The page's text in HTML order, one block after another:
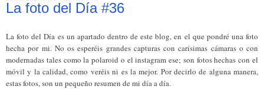
La foto del Día #36
La foto del Día es un apartado dentro de este blog, en el que pondré una foto
hecha por mi. No os esperéis grandes capturas con carísimas cámaras o con
modernadas tales como la polaroid o el instagram ese; son fotos hechas con el
móvil y la calidad, como veréis ni es la mejor. Por decirlo de alguna manera,
estas fotos, son un pequeño resumen de mi día a día.